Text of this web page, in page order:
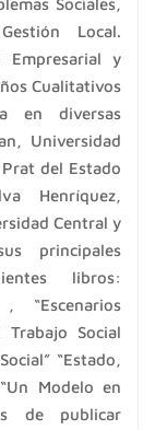
Local.
Empresarial y
Cualitativos
en diversas
Universidad
del Estado
Henríquez,
Central y
principales
libros:
“Escenarios
Social
“Estado,
Modelo en
de publicar